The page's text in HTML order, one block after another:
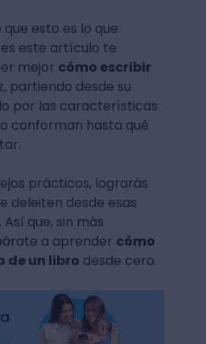
que esto es lo que
este artículo te
mejor cómo escribir
partiendo desde su
por las características
conforman hasta qué
prácticos, lograrás
deleiten desde esas
que, sin más
a aprender cómo
de un libro desde cero.